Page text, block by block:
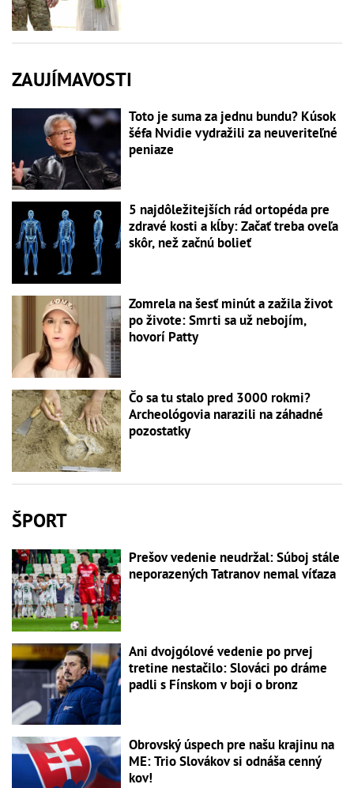
ZAUJÍMAVOSTI
Toto je suma za jednu bundu? Kúsok
šéfa Nvidie vydražili za neuveriteľné
peniaze
5 najdôležitejších rád ortopéda pre
zdravé kosti a kĺby: Začať treba oveľa
skôr, než začnú bolieť
Zomrela na šesť minút a zažila život
po živote: Smrti sa už nebojím,
hovorí Patty
Čo sa tu stalo pred 3000 rokmi?
Archeológovia narazili na záhadné
pozostatky
ŠPORT
Prešov vedenie neudržal: Súboj stále
neporazených Tatranov nemal víťaza
Ani dvojgólové vedenie po prvej
tretine nestačilo: Slováci po dráme
padli s Fínskom v boji o bronz
Obrovský úspech pre našu krajinu na
ME: Trio Slovákov si odnáša cenný
kov!